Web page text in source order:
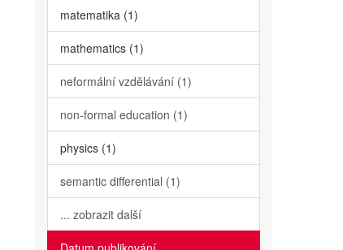
matematika (1)
mathematics (1)
neformální vzdělávání (1)
non-formal education (1)
physics (1)
semantic differential (1)
... zobrazit další